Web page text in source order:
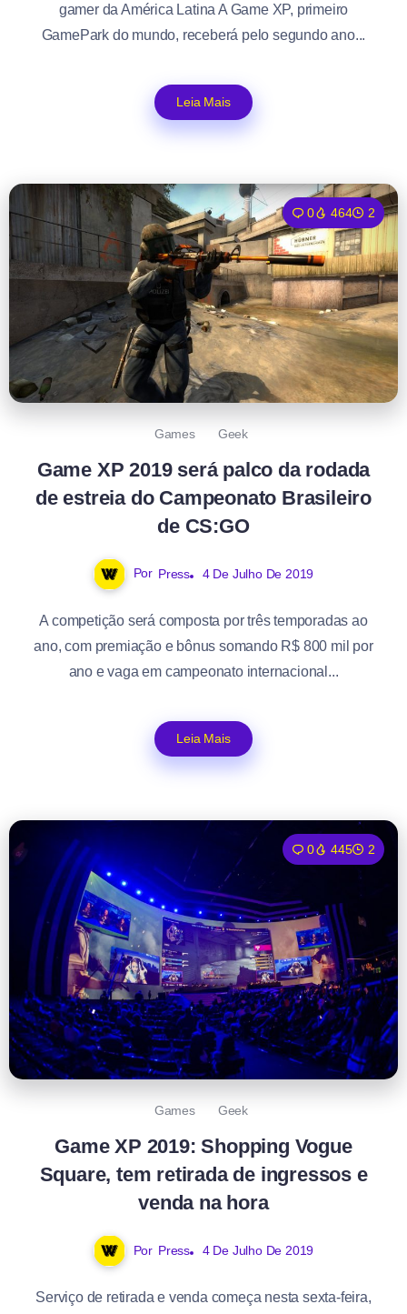
gamer da América Latina A Game XP, primeiro
GamePark do mundo, receberá pelo segundo ano...
Leia Mais
0 464 2
Games Geek
Game XP 2019 será palco da rodada
de estreia do Campeonato Brasileiro
de CS:GO
Por Press 4 De Julho De 2019
A competição será composta por três temporadas ao
ano, com premiação e bônus somando R$ 800 mil por
ano e vaga em campeonato internacional...
Leia Mais
0 445 2
Games Geek
Game XP 2019: Shopping Vogue
Square, tem retirada de ingressos e
venda na hora
Por Press 4 De Julho De 2019
Serviço de retirada e venda começa nesta sexta-feira,